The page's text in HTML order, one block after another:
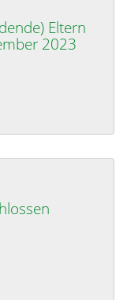
Eltern
2023